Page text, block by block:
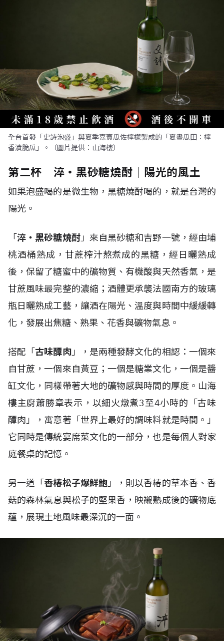
全台首發「史詩泡盛」與夏季嘉寶瓜佐檸檬製成的「夏晝瓜田：檸
香漬脆瓜」。（圖片提供：山海樓）
第二杯 淬・黑砂糖燒酎｜陽光的風土
如果泡盛喝的是微生物，黑糖燒酎喝的，就是台灣的
陽光。
「淬・黑砂糖燒酎」來自黑砂糖和吉野一號，經由埔
桃酒桶熟成，甘蔗榨汁熬煮成的黑糖，經日曬熟成
後，保留了糖蜜中的礦物質、有機酸與天然香氣，是
甘蔗風味最完整的濃縮；酒體更承襲法國南方的玻璃
瓶日曬熟成工藝，讓酒在陽光、溫度與時間中緩緩轉
化，發展出焦糖、熟果、花香與礦物氣息。
搭配「古味醰肉」，是兩種發酵文化的相認：一個來
自甘蔗，一個來自黃豆；一個是糖業文化，一個是醬
缸文化，同樣帶著大地的礦物感與時間的厚度。山海
樓主廚蕭勝章表示，以細火燉煮3至4小時的「古味
醰肉」，寓意著「世界上最好的調味料就是時間。」
它同時是傳統宴席菜文化的一部分，也是每個人對家
庭餐桌的記憶。
另一道「香椿松子爆鮮鮑」，則以香椿的草本香、香
菇的森林氣息與松子的堅果香，映襯熟成後的礦物底
蘊，展現土地風味最深沉的一面。